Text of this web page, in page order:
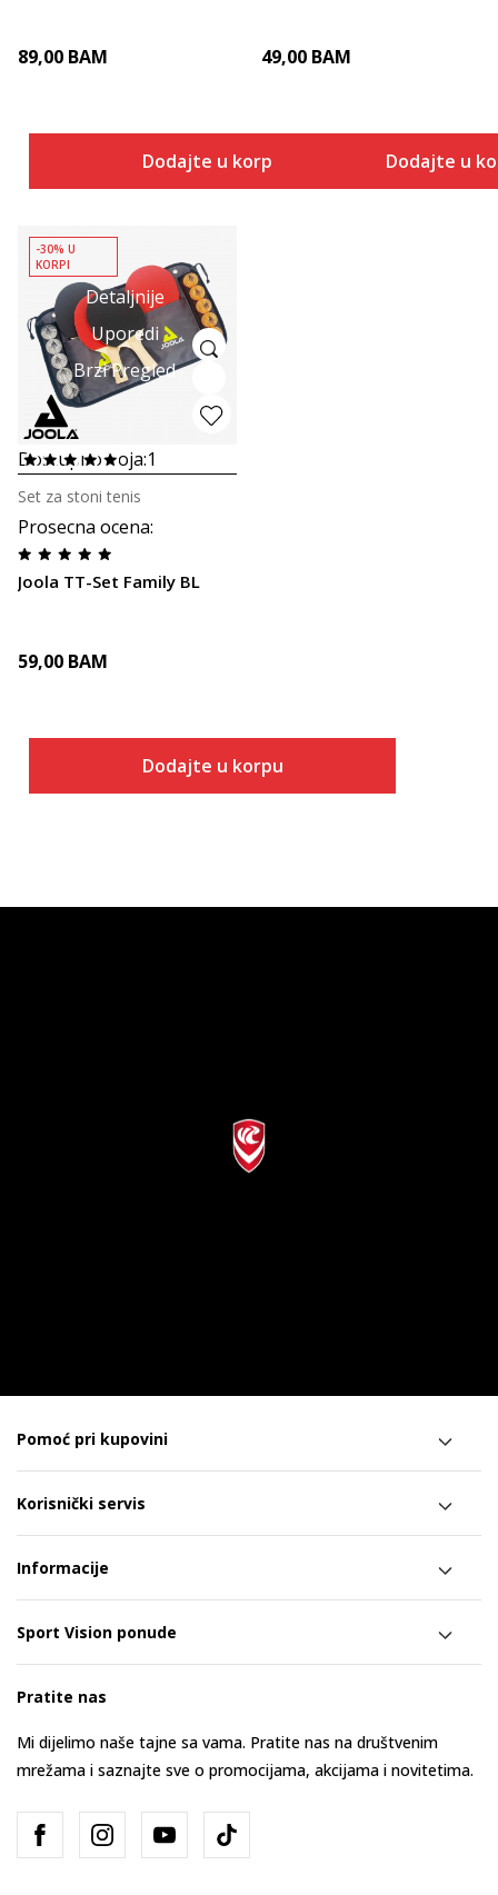
89,00 BAM
Dodajte u korpu
49,00 BAM
Dodajte u
Detaljnije
Uporedi
Brzi Pregled
-30% U
KORPI
Dostupno boja:1
Prosecna ocena:
Joola TT-Set Family BL
Set za stoni tenis
59,00 BAM
Dodajte u korpu
Pomoć pri kupovini
Korisnički servis
Informacije
Sport Vision ponude
Pratite nas
Mi dijelimo naše tajne sa vama. Pratite nas na društvenim
mrežama i saznajte sve o promocijama, akcijama i novitetima.